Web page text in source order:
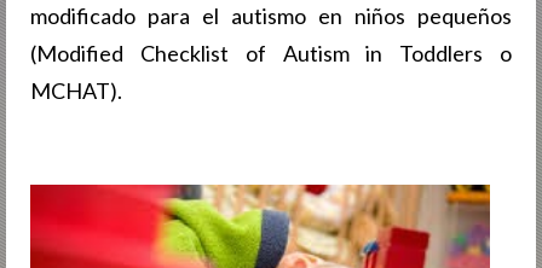
modificado para el autismo en niños pequeños
(Modified Checklist of Autism in Toddlers o
MCHAT).